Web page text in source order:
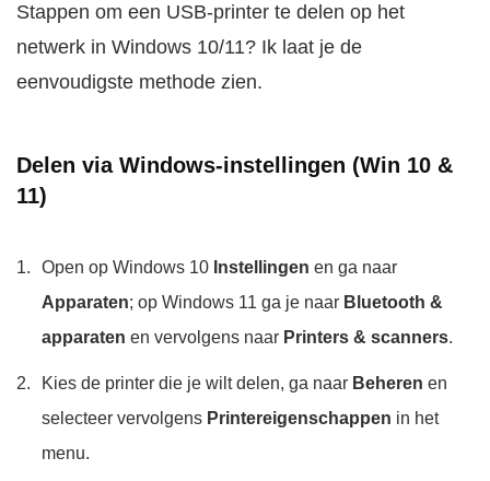
Stappen om een USB-printer te delen op het
netwerk in Windows 10/11? Ik laat je de
eenvoudigste methode zien.
Delen via Windows-instellingen (Win 10 &
11)
Open op Windows 10 Instellingen en ga naar
Apparaten; op Windows 11 ga je naar Bluetooth &
apparaten en vervolgens naar Printers & scanners.
Kies de printer die je wilt delen, ga naar Beheren en
selecteer vervolgens Printereigenschappen in het
menu.